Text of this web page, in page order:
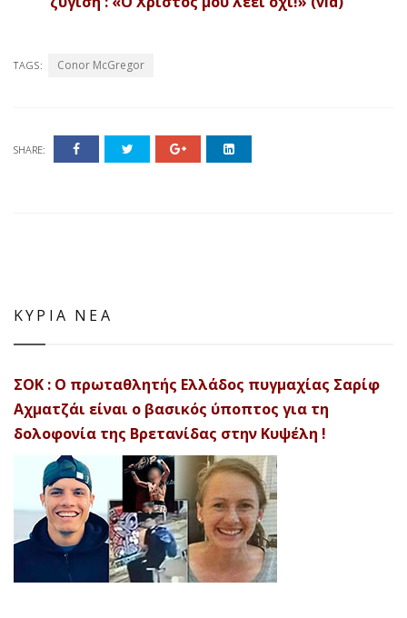
TAGS: Conor McGregor
SHARE:
ΚΥΡΙΑ ΝΕΑ
ΣΟΚ : Ο πρωταθλητής Ελλάδος πυγμαχίας Σαρίφ
Αχματζάι είναι ο βασικός ύποπτος για τη
δολοφονία της Βρετανίδας στην Κυψέλη !